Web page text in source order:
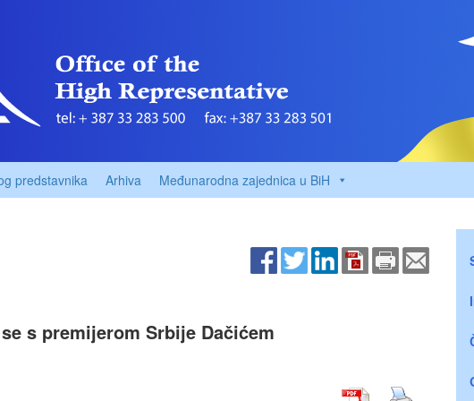
predstavnika Arhiva Međunarodna zajednica u BiH
s premijerom Srbije Dačićem